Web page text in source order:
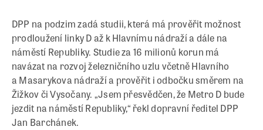
DPP na podzim zadá studii, která má prověřit možnost
prodloužení linky D až k Hlavnímu nádraží a dále na
náměstí Republiky. Studie za 16 milionů korun má
navázat na rozvoj železničního uzlu včetně Hlavního
a Masarykova nádraží a prověřit i odbočku směrem na
Žižkov či Vysočany. „Jsem přesvědčen, že Metro D bude
jezdit na náměstí Republiky,“ řekl dopravní ředitel DPP
Jan Barchánek.